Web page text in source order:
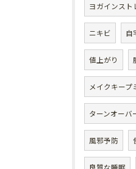
ヨガインスト
ニキビ 自
値上がり
メイクキープ
ターンオーバ
風邪予防
良質な睡眠